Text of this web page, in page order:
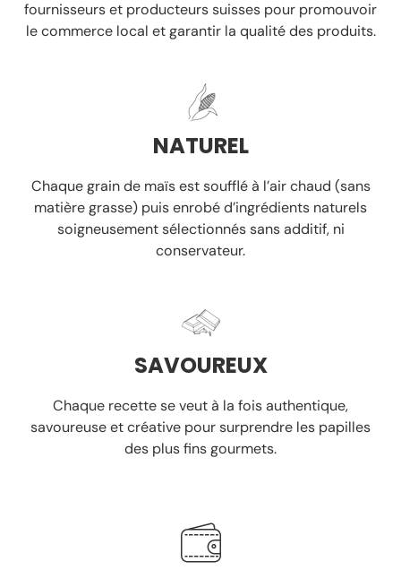
fournisseurs et producteurs suisses pour promouvoir
le commerce local et garantir la qualité des produits.
NATUREL
Chaque grain de maïs est soufflé à l’air chaud (sans
matière grasse) puis enrobé d’ingrédients naturels
soigneusement sélectionnéssans additif, ni
conservateur.
SAVOUREUX
Chaque recette se veut à la fois authentique,
savoureuse et créative pour surprendre les papilles
des plus fins gourmets.